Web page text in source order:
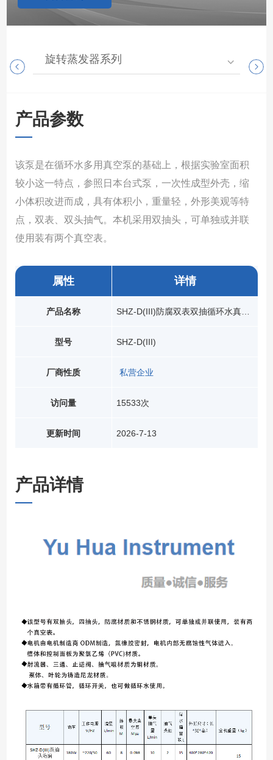
旋转蒸发器系列 高
产品参数
该泵是在循环水多用真空泵的基础上，根据实验室面积
较小这一特点，参照日本台式泵，一次性成型外壳，缩
小体积改进而成，具有体积小，重量轻，外形美观等特
点，双表、双头抽气。本机采用双抽头，可单独或并联
使用装有两个真空表。
属性
产品名称
型号
厂商性质
访问量
更新时间
详情
SHZ-D(III)防腐双表双抽循环水真空泵
SHZ-D(III)
私营企业
15533次
2026-7-13
产品详情